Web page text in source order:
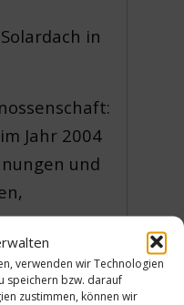
verwenden wir Technologien
speichern bzw. darauf
zustimmen, können wir
in
Jahr 2004
und
€/qm.